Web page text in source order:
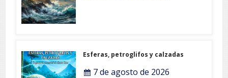
Esferas, petroglifos y calzadas
7 de agosto de 2026